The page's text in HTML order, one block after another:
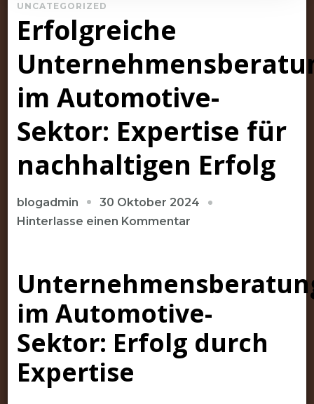
UNCATEGORIZED
Erfolgreiche
im Automotive-
Sektor: Expertise für
nachhaltigen Erfolg
blogadmin
30 Oktober 2024
Hinterlasse einen Kommentarzu
Automotive-
Sektor:
Expertise
für
im Automotive-
Sektor: Erfolg durch
Expertise